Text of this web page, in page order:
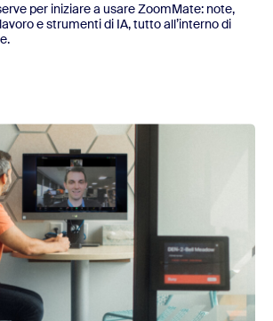
per iniziare a usare ZoomMate: note,
e strumenti di IA, tutto all’interno di